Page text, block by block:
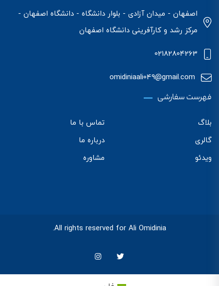
اصفهان - میدان آزادی - بلوار دانشگاه - دانشگاه اصفهان -
مرکز رشد و کارآفرینی دانشگاه اصفهان
02182804263
omidiniaali049@gmail.com
فهرست سفارشی
بلاگ
تماس با ما
گالری
درباره ما
ویدئو
مشاوره
All rights reserved for Ali Omidinia.